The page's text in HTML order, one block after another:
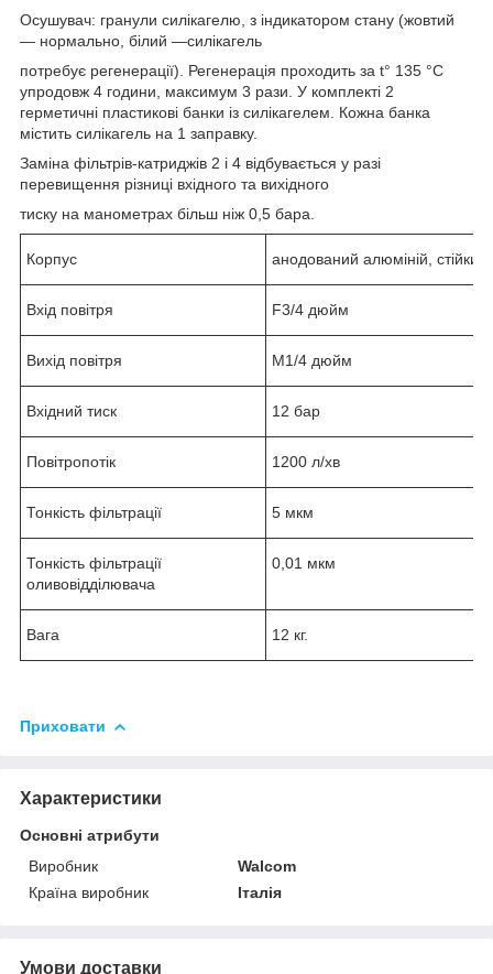
Осушувач: гранули силікагелю, з індикатором стану (жовтий
— нормально, білий —силікагель
потребує регенерації). Регенерація проходить за t° 135 °C
упродовж 4 години, максимум 3 рази. У комплекті 2
герметичні пластикові банки із силікагелем. Кожна банка
містить силікагель на 1 заправку.
Заміна фільтрів-катриджів 2 і 4 відбувається у разі
перевищення різниці вхідного та вихідного
тиску на манометрах більш ніж 0,5 бара.
Корпус анодований алюміній, стійкий
Вхід повітря F3/4 дюйм
Вихід повітря M1/4 дюйм
Вхідний тиск 12 бар
Повітропотік 1200 л/хв
Тонкість фільтрації 5 мкм
Тонкість фільтрації
оливовідділювача
0,01 мкм
Вага 12 кг.
Приховати
Характеристики
Основні атрибути
Виробник
Walcom
Країна виробник
Італія
Умови доставки